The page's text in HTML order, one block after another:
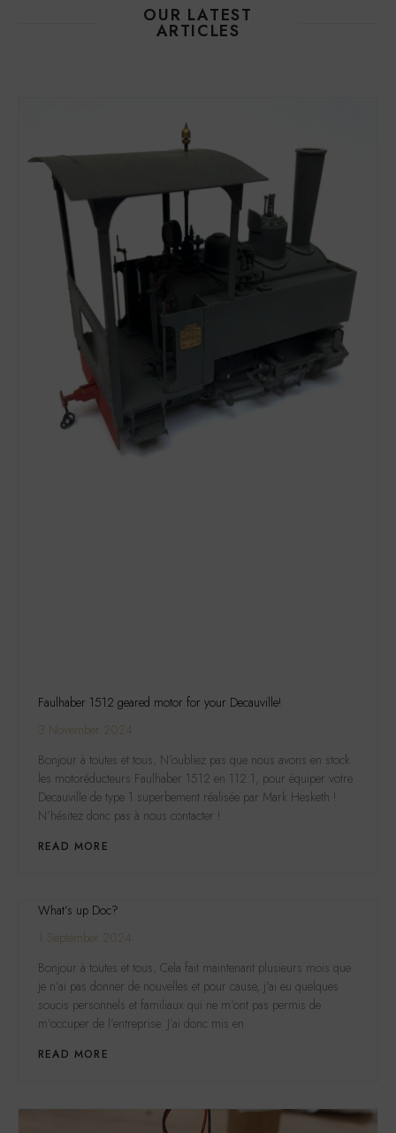
OUR LATEST
ARTICLES
Faulhaber 1512 geared motor for your Decauville!
3 November 2024
Bonjour à toutes et tous, N’oubliez pas que nous avons en stock
les motoréducteurs Faulhaber 1512 en 112:1, pour équiper votre
Decauville de type 1 superbement réalisée par Mark Hesketh !
N’hésitez donc pas à nous contacter !
READ MORE
What’s up Doc?
1 September 2024
Bonjour à toutes et tous, Cela fait maintenant plusieurs mois que
je n’ai pas donner de nouvelles et pour cause, j’ai eu quelques
soucis personnels et familiaux qui ne m’ont pas permis de
m’occuper de l’entreprise. J’ai donc mis en
READ MORE